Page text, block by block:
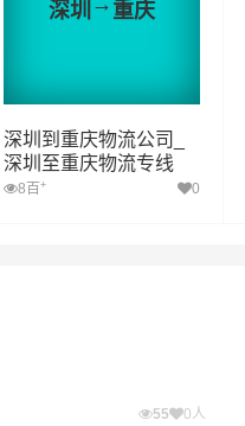
深圳 重庆
深圳到重庆物流公司_
深圳至重庆物流专线
8百 + 0
55 0人